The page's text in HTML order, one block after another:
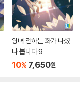
왕녀 전하는 화가 나셨
나 봅니다 9
10% 7,650원